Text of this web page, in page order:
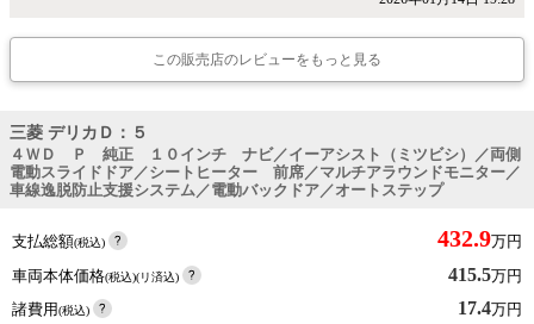
この販売店のレビューをもっと見る
三菱 デリカＤ：５
４ＷＤ Ｐ 純正 １０インチ ナビ／イーアシスト（ミツビシ）／両側
電動スライドドア／シートヒーター 前席／マルチアラウンドモニター／
車線逸脱防止支援システム／電動バックドア／オートステップ
支払総額(税込) 432.9万円
車両本体価格(税込)(リ済込) 415.5万円
諸費用(税込) 17.4万円